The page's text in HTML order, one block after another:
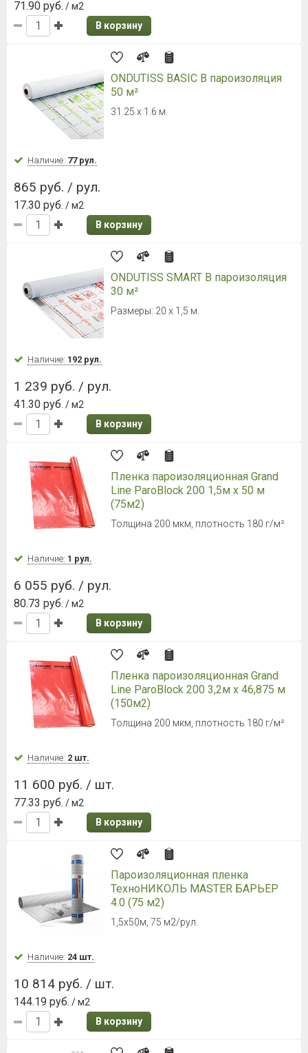
71.90 руб. / м2
В корзину
ONDUTISS BASIC B пароизоляция
50 м²
31.25 х 1.6 м.
Наличие: 77 рул.
865 руб. / рул.
17.30 руб. / м2
В корзину
ONDUTISS SMART B пароизоляция
30 м²
Размеры: 20 х 1,5 м.
Наличие: 192 рул.
1 239 руб. / рул.
41.30 руб. / м2
В корзину
Пленка пароизоляционная Grand
Line ParoBlock 200 1,5м х 50 м
(75м2)
Толщина 200 мкм, плотность 180 г/м²
Наличие: 1 рул.
6 055 руб. / рул.
80.73 руб. / м2
В корзину
Пленка пароизоляционная Grand
Line ParoBlock 200 3,2м х 46,875 м
(150м2)
Толщина 200 мкм, плотность 180 г/м²
Наличие: 2 шт.
11 600 руб. / шт.
77.33 руб. / м2
В корзину
Пароизоляционная пленка
ТехноНИКОЛЬ MASTER БАРЬЕР
4.0 (75 м2)
1,5х50м, 75 м2/рул.
Наличие: 24 шт.
10 814 руб. / шт.
144.19 руб. / м2
В корзину